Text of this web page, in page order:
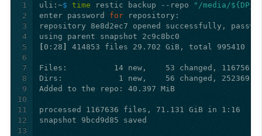
1
2
3
4
5
6
7
8
9
10
11
12
13
uli:~$ time restic backup --repo
"/media/
enter password for
0:28